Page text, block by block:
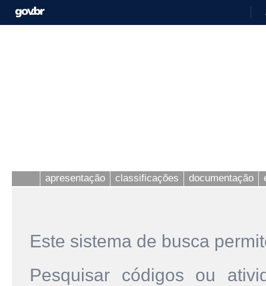
apresentação classificações documentação
Este sistema de busca
Pesquisar códigos ou